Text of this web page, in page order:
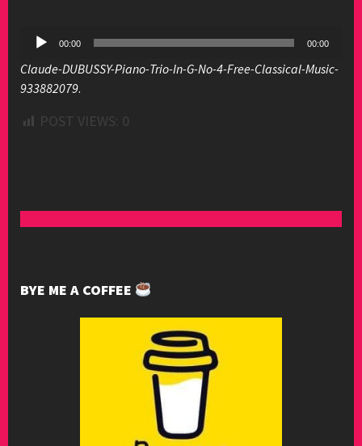
Lecteur 00:00 00:00
Claude-DUBUSSY-Piano-Trio-In-G-No-4-Free-Classical-Music-
933882079.
POST VIEWS: 0
BYE ME A COFFEE